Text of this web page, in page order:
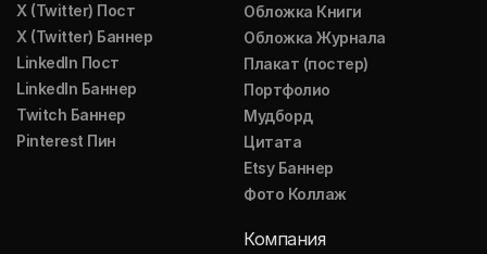
X (Twitter) Пост
X (Twitter) Баннер
LinkedIn Пост
LinkedIn Баннер
Twitch Баннер
Pinterest Пин
Обложка Книги
Обложка Журнала
Плакат (постер)
Портфолио
Мудборд
Цитата
Etsy Баннер
Фото Коллаж
Компания